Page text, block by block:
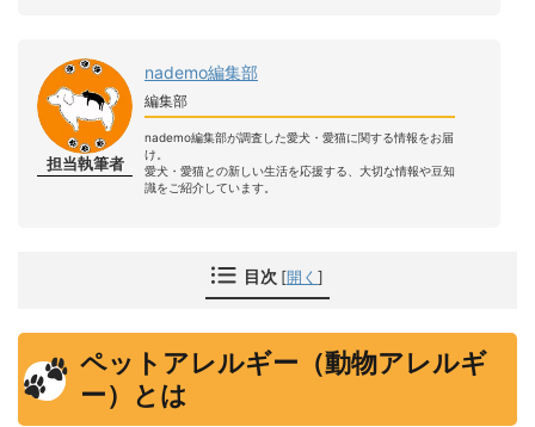
担当執筆者
nademo編集部
編集部
nademo編集部が調査した愛犬・愛猫に関する情報をお届
け。
愛犬・愛猫との新しい生活を応援する、大切な情報や豆知
識をご紹介しています。
目次 [開く ]
ペットアレルギー（動物アレルギ
ー）とは